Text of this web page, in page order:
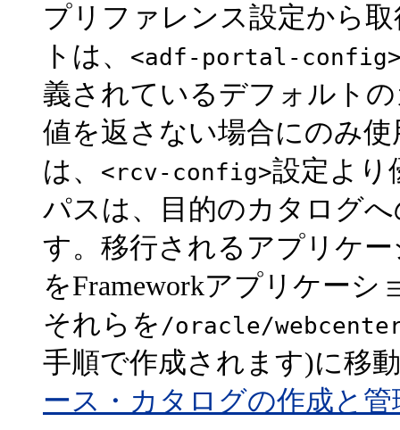
プリファレンス設定から
トは、
<adf-portal-
義されているデフォルト
値を返さない場合にのみ
は、
<rcv-config>設定より
パスは、目的のカタログ
す。移行されるアプリケ
をFrameworkアプリケー
それらを /oracle/
手順で作成されます)に移
ース・カタログの作成と管